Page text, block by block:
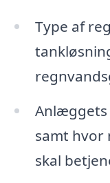
Type af
Anlæggets
samt hvor
skal